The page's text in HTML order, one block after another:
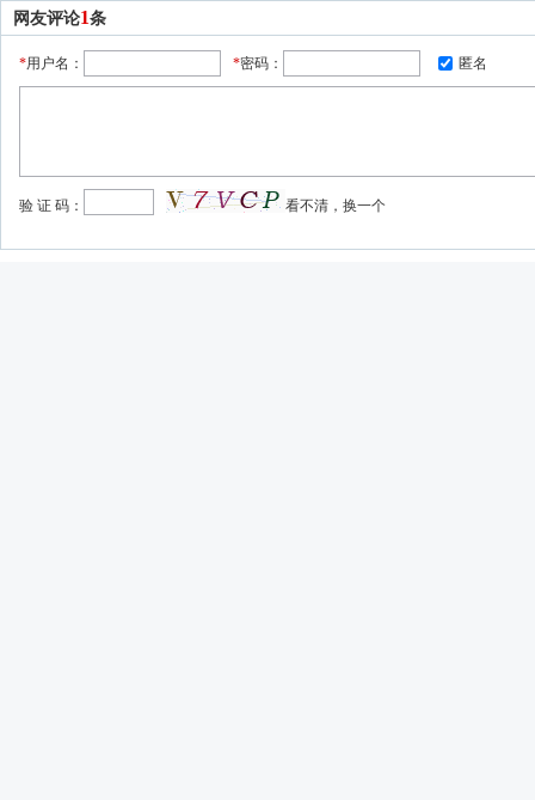
网友评论1条
*用户名： *密码： 匿名
验 证 码： 看不清，换一个